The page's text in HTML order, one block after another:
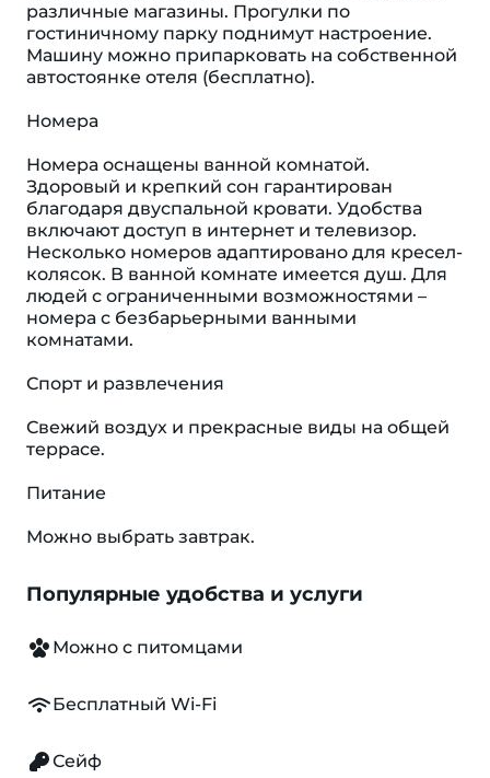
различные магазины. Прогулки по
гостиничному парку поднимут настроение.
Машину можно припарковать на собственной
автостоянке отеля (бесплатно).
Номера
Номера оснащены ванной комнатой.
Здоровый и крепкий сон гарантирован
благодаря двуспальной кровати. Удобства
включают доступ в интернет и телевизор.
Несколько номеров адаптировано для кресел-
колясок. В ванной комнате имеется душ. Для
людей с ограниченными возможностями –
номера с безбарьерными ванными
комнатами.
Спорт и развлечения
Свежий воздух и прекрасные виды на общей
террасе.
Питание
Можно выбрать завтрак.
Популярные удобства и услуги
Можно с питомцами
Бесплатный Wi-Fi
Сейф